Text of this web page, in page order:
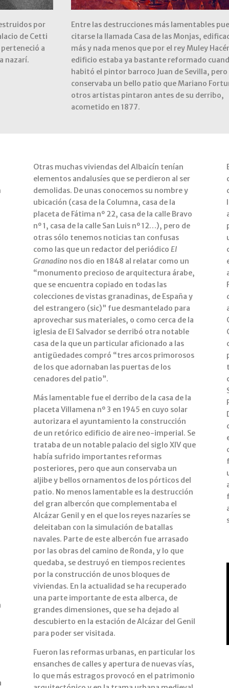
por
de Cetti
a
nazarí.
Entre las destrucciones más lamentables
citarse la llamada Casa de las Monjas,
más y nada menos que por el rey Muley
edificio estaba ya bastante reformado
habitó el pintor barroco Juan de Sevilla, pero
conservaba un bello patio que Mariano
otros artistas pintaron antes de su derribo,
acometido en 1877.
Otras muchas viviendas del Albaicín tenían
elementos andalusíes que se perdieron al ser
demolidas. De unas conocemos su nombre y
ubicación (casa de la Columna, casa de la
placeta de Fátima nº 22, casa de la calle Bravo
nº 1, casa de la calle San Luis nº 12…), pero de
otras sólo tenemos noticias tan confusas
como las que un redactor del periódico El
Granadinonos dio en 1848 al relatar como un
“monumento precioso de arquitectura árabe,
que se encuentra copiado en todas las
colecciones de vistas granadinas, de España y
del estrangero (sic)” fue desmantelado para
aprovechar sus materiales, o como cerca de la
iglesia de El Salvador se derribó otra notable
casa de la que un particular aficionado a las
antigüedades compró “tres arcos primorosos
de los que adornaban las puertas de los
cenadores del patio”.
Más lamentable fue el derribo de la casa de la
placeta Villamena nº 3 en 1945 en cuyo solar
autorizara el ayuntamiento la construcción
de un retórico edificio de aire neo-imperial. Se
trataba de un notable palacio del siglo XIV que
había sufrido importantes reformas
posteriores, pero que aun conservaba un
aljibe y bellos ornamentos de los pórticos del
patio. No menos lamentable es la destrucción
del gran albercón que complementaba el
Alcázar Genil y en el que los reyes nazaríes se
deleitaban con la simulación de batallas
navales. Parte de este albercón fue arrasado
por las obras del camino de Ronda, y lo que
quedaba, se destruyó en tiempos recientes
por la construcción de unos bloques de
viviendas. En la actualidad se ha recuperado
una parte importante de esta alberca, de
grandes dimensiones, que se ha dejado al
descubierto en la estación de Alcázar del Genil
para poder ser visitada.
Fueron las reformas urbanas, en particular los
ensanches de calles y apertura de nuevas vías,
lo que más estragos provocó en el patrimonio